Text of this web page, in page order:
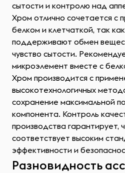
сытости и контролю над
Хром отлично сочетается с
белком и клетчаткой, так
поддерживают обмен
чувство сытости.
микроэлемент вместе с
Хром производится с
высокотехнологичных
сохранение максимальной
компонента. Контроль
производства гарантирует,
соответствует высоким
эффективности и
Разновидность